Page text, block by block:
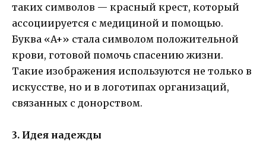
таких символов — красный крест, который
ассоциируется с медициной и помощью.
Буква «A+» стала символом положительной
крови, готовой помочь спасению жизни.
Такие изображения используются не только в
искусстве, но и в логотипах организаций,
связанных с донорством.
3. Идея надежды